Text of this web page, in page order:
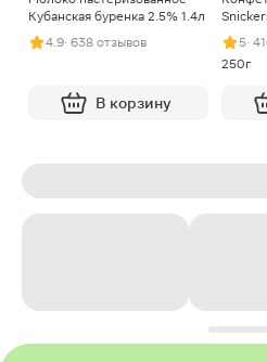
Кубанская буренка 2.5% 1.4л
4.9· 638 отзывов
В корзину
5·
250г